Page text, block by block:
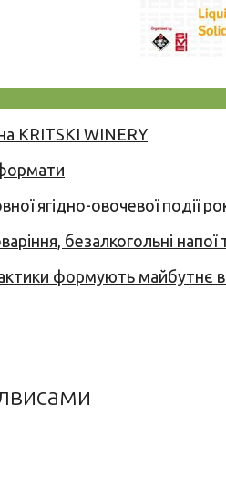
KRITSKI WINERY
формати
ягідно-овочевої події
безалкогольні напої
формують майбутнє